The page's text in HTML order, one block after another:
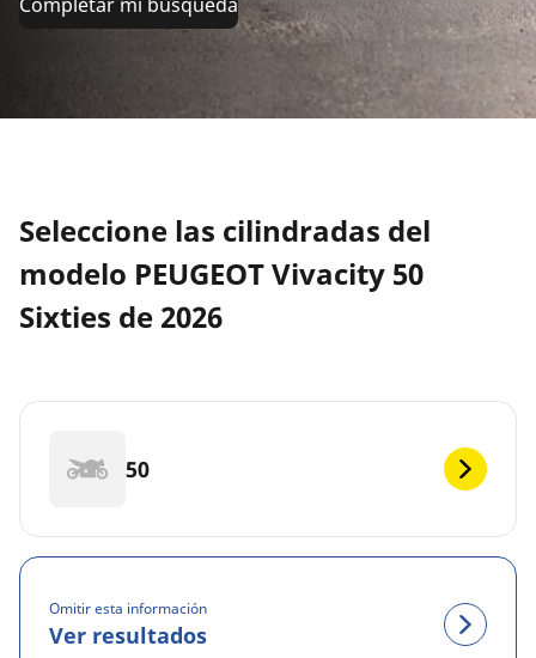
Seleccione las cilindradas del
modelo PEUGEOT Vivacity 50
Sixties de 2026
50
Omitir esta información
Ver resultados